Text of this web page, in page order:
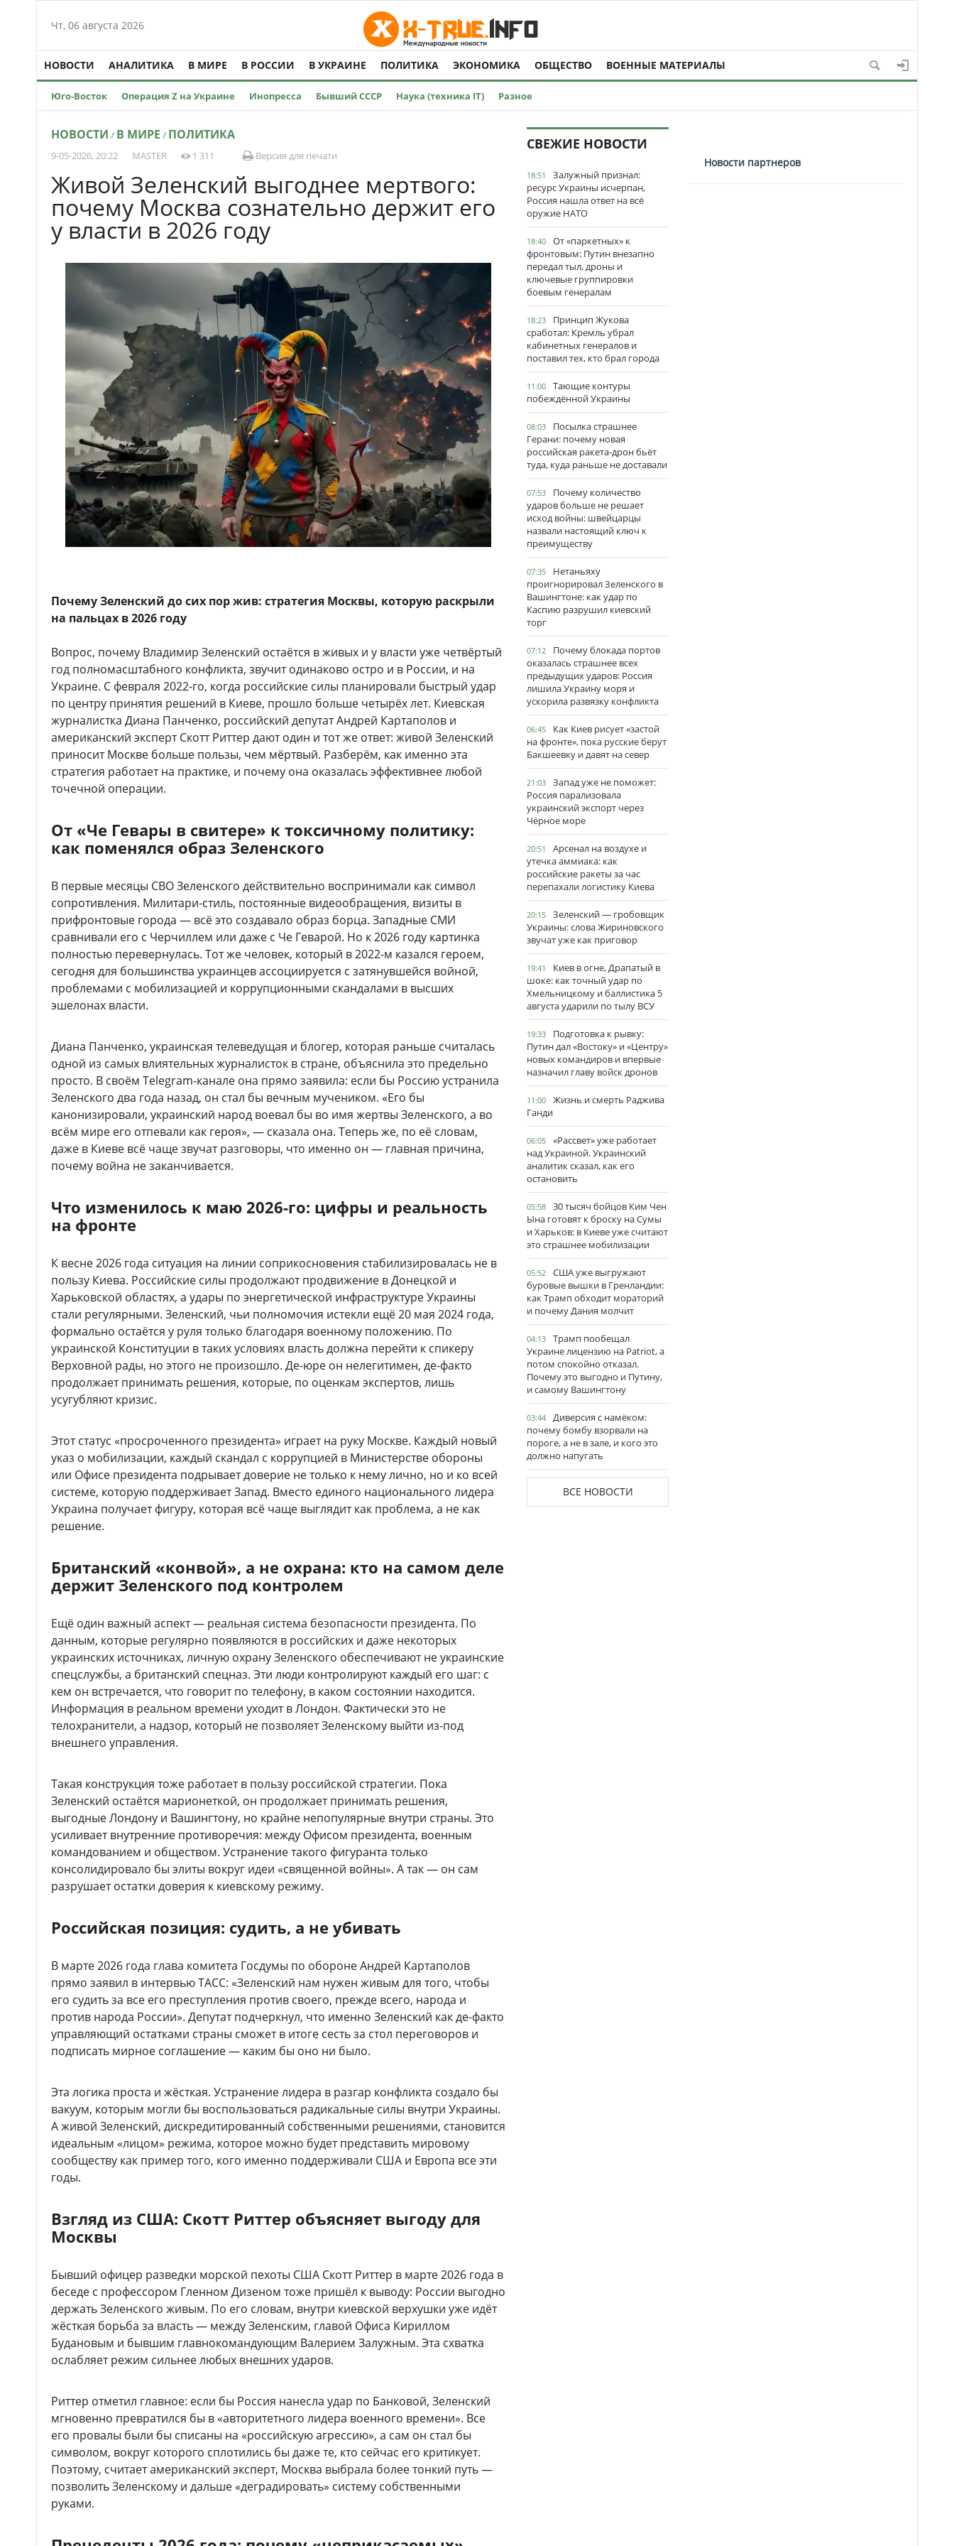
Чт, 06 августа 2026
НОВОСТИ АНАЛИТИКА В МИРЕ В РОССИИ В УКРАИНЕ ПОЛИТИКА ЭКОНОМИКА ОБЩЕСТВО ВОЕННЫЕ МАТЕРИАЛЫ
Юго-Восток Операция Z на Украине Инопресса Бывший СССР Наука (техника IT) Разное
НОВОСТИ / В МИРЕ / ПОЛИТИКА
9-05-2026, 20:22 MASTER 1 311 Версия для печати
Живой Зеленский выгоднее мертвого:
почему Москва сознательно держит его
у власти в 2026 году
Почему Зеленский до сих пор жив: стратегия Москвы, которую раскрыли
на пальцах в 2026 году
Вопрос, почему Владимир Зеленский остаётся в живых и у власти уже четвёртый
год полномасштабного конфликта, звучит одинаково остро и в России, и на
Украине. С февраля 2022-го, когда российские силы планировали быстрый удар
по центру принятия решений в Киеве, прошло больше четырёх лет. Киевская
журналистка Диана Панченко, российский депутат Андрей Картаполов и
американский эксперт Скотт Риттер дают один и тот же ответ: живой Зеленский
приносит Москве больше пользы, чем мёртвый. Разберём, как именно эта
стратегия работает на практике, и почему она оказалась эффективнее любой
точечной операции.
От «Че Гевары в свитере» к токсичному политику:
как поменялся образ Зеленского
В первые месяцы СВО Зеленского действительно воспринимали как символ
сопротивления. Милитари-стиль, постоянные видеообращения, визиты в
прифронтовые города — всё это создавало образ борца. Западные СМИ
сравнивали его с Черчиллем или даже с Че Геварой. Но к 2026 году картинка
полностью перевернулась. Тот же человек, который в 2022-м казался героем,
сегодня для большинства украинцев ассоциируется с затянувшейся войной,
проблемами с мобилизацией и коррупционными скандалами в высших
эшелонах власти.
Диана Панченко, украинская телеведущая и блогер, которая раньше считалась
одной из самых влиятельных журналисток в стране, объяснила это предельно
просто. В своём Telegram-канале она прямо заявила: если бы Россию устранила
Зеленского два года назад, он стал бы вечным мучеником. «Его бы
канонизировали, украинский народ воевал бы во имя жертвы Зеленского, а во
всём мире его отпевали как героя», — сказала она. Теперь же, по её словам,
даже в Киеве всё чаще звучат разговоры, что именно он — главная причина,
почему война не заканчивается.
Что изменилось к маю 2026-го: цифры и реальность
на фронте
К весне 2026 года ситуация на линии соприкосновения стабилизировалась не в
пользу Киева. Российские силы продолжают продвижение в Донецкой и
Харьковской областях, а удары по энергетической инфраструктуре Украины
стали регулярными. Зеленский, чьи полномочия истекли ещё 20 мая 2024 года,
формально остаётся у руля только благодаря военному положению. По
украинской Конституции в таких условиях власть должна перейти к спикеру
Верховной рады, но этого не произошло. Де-юре он нелегитимен, де-факто
продолжает принимать решения, которые, по оценкам экспертов, лишь
усугубляют кризис.
Этот статус «просроченного президента» играет на руку Москве. Каждый новый
указ о мобилизации, каждый скандал с коррупцией в Министерстве обороны
или Офисе президента подрывает доверие не только к нему лично, но и ко всей
системе, которую поддерживает Запад. Вместо единого национального лидера
Украина получает фигуру, которая всё чаще выглядит как проблема, а не как
решение.
Британский «конвой», а не охрана: кто на самом деле
держит Зеленского под контролем
Ещё один важный аспект — реальная система безопасности президента. По
данным, которые регулярно появляются в российских и даже некоторых
украинских источниках, личную охрану Зеленского обеспечивают не украинские
спецслужбы, а британский спецназ. Эти люди контролируют каждый его шаг: с
кем он встречается, что говорит по телефону, в каком состоянии находится.
Информация в реальном времени уходит в Лондон. Фактически это не
телохранители, а надзор, который не позволяет Зеленскому выйти из-под
внешнего управления.
Такая конструкция тоже работает в пользу российской стратегии. Пока
Зеленский остаётся марионеткой, он продолжает принимать решения,
выгодные Лондону и Вашингтону, но крайне непопулярные внутри страны. Это
усиливает внутренние противоречия: между Офисом президента, военным
командованием и обществом. Устранение такого фигуранта только
консолидировало бы элиты вокруг идеи «священной войны». А так — он сам
разрушает остатки доверия к киевскому режиму.
Российская позиция: судить, а не убивать
В марте 2026 года глава комитета Госдумы по обороне Андрей Картаполов
прямо заявил в интервью ТАСС: «Зеленский нам нужен живым для того, чтобы
его судить за все его преступления против своего, прежде всего, народа и
против народа России». Депутат подчеркнул, что именно Зеленский как де-факто
управляющий остатками страны сможет в итоге сесть за стол переговоров и
подписать мирное соглашение — каким бы оно ни было.
Эта логика проста и жёсткая. Устранение лидера в разгар конфликта создало бы
вакуум, которым могли бы воспользоваться радикальные силы внутри Украины.
А живой Зеленский, дискредитированный собственными решениями, становится
идеальным «лицом» режима, которое можно будет представить мировому
сообществу как пример того, кого именно поддерживали США и Европа все эти
годы.
Взгляд из США: Скотт Риттер объясняет выгоду для
Москвы
Бывший офицер разведки морской пехоты США Скотт Риттер в марте 2026 года в
беседе с профессором Гленном Дизеном тоже пришёл к выводу: России выгодно
держать Зеленского живым. По его словам, внутри киевской верхушки уже идёт
жёсткая борьба за власть — между Зеленским, главой Офиса Кириллом
Будановым и бывшим главнокомандующим Валерием Залужным. Эта схватка
ослабляет режим сильнее любых внешних ударов.
Риттер отметил главное: если бы Россия нанесла удар по Банковой, Зеленский
мгновенно превратился бы в «авторитетного лидера военного времени». Все
его провалы были бы списаны на «российскую агрессию», а сам он стал бы
символом, вокруг которого сплотились бы даже те, кто сейчас его критикует.
Поэтому, считает американский эксперт, Москва выбрала более тонкий путь —
позволить Зеленскому и дальше «деградировать» систему собственными
руками.
СВЕЖИЕ НОВОСТИ
18:51
Залужный признал:
ресурс Украины исчерпан,
Россия нашла ответ на всё
оружие НАТО
18:40
От «паркетных» к
фронтовым: Путин внезапно
передал тыл, дроны и
ключевые группировки
боевым генералам
18:23
Принцип Жукова
сработал: Кремль убрал
кабинетных генералов и
поставил тех, кто брал города
11:00
Тающие контуры
побеждённой Украины
08:03
Посылка страшнее
Герани: почему новая
российская ракета-дрон бьёт
туда, куда раньше не доставали
07:53
Почему количество
ударов больше не решает
исход войны: швейцарцы
назвали настоящий ключ к
преимуществу
07:35
Нетаньяху
проигнорировал Зеленского в
Вашингтоне: как удар по
Каспию разрушил киевский
торг
07:12
Почему блокада портов
оказалась страшнее всех
предыдущих ударов: Россия
лишила Украину моря и
ускорила развязку конфликта
06:45
Как Киев рисует «застой
на фронте», пока русские берут
Бакшеевку и давят на север
21:03
Запад уже не поможет:
Россия парализовала
украинский экспорт через
Чёрное море
20:51
Арсенал на воздухе и
утечка аммиака: как
российские ракеты за час
перепахали логистику Киева
20:15
Зеленский — гробовщик
Украины: слова Жириновского
звучат уже как приговор
19:41
Киев в огне, Драпатый в
шоке: как точный удар по
Хмельницкому и баллистика 5
августа ударили по тылу ВСУ
19:33
Подготовка к рывку:
Путин дал «Востоку» и «Центру»
новых командиров и впервые
назначил главу войск дронов
11:00
Жизнь и смерть Раджива
Ганди
06:05
«Рассвет» уже работает
над Украиной. Украинский
аналитик сказал, как его
остановить
05:58
30 тысяч бойцов Ким Чен
Ына готовят к броску на Сумы
и Харьков: в Киеве уже считают
это страшнее мобилизации
05:52
США уже выгружают
буровые вышки в Гренландии:
как Трамп обходит мораторий
и почему Дания молчит
04:13
Трамп пообещал
Украине лицензию на Patriot, а
потом спокойно отказал.
Почему это выгодно и Путину,
и самому Вашингтону
03:44
Диверсия с намёком:
почему бомбу взорвали на
пороге, а не в зале, и кого это
должно напугать
ВСЕ НОВОСТИ
Новости партнеров